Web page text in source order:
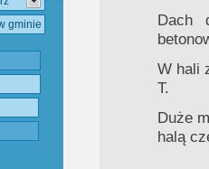
Dach
W hali
T.
Duże
halą